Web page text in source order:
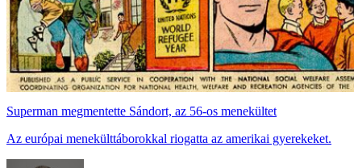
Superman megmentette Sándort, az 56-os menekültet
Az európai menekülttáborokkal riogatta az amerikai gyerekeket.